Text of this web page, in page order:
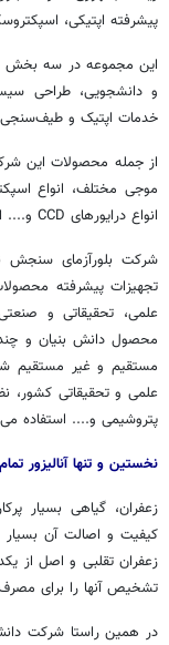
پیشرفته اپتیکی،
این مجموعه در سه بخش
و دانشجویی، طراحی
خدمات اپتیک و طیف‌سنجی
از جمله محصولات این
موجی مختلف، انواع
انواع درایورهای
شرکت بلورآزمای سنجش
تجهیزات پیشرفته
علمی، تحقیقاتی و
مستقیم و غیر مستقیم
علمی و تحقیقاتی کشور،
پتروشیمی و.... استفاده
نخستین و تنها آنالیزور
زعفران، گیاهی بسیار
کیفیت و اصالت آن
زعفران تقلبی و اصل از
تشخیص آنها را برای
در همین راستا شرکت